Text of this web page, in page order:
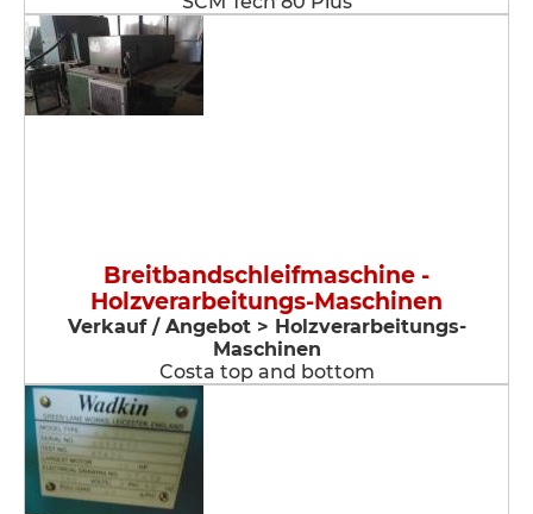
Breitbandschleifmaschine -
Holzverarbeitungs-Maschinen
Verkauf / Angebot > Holzverarbeitungs-
Maschinen
Costa top and bottom